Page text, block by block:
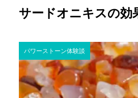
サードオニキスの効
パワーストーン体験談